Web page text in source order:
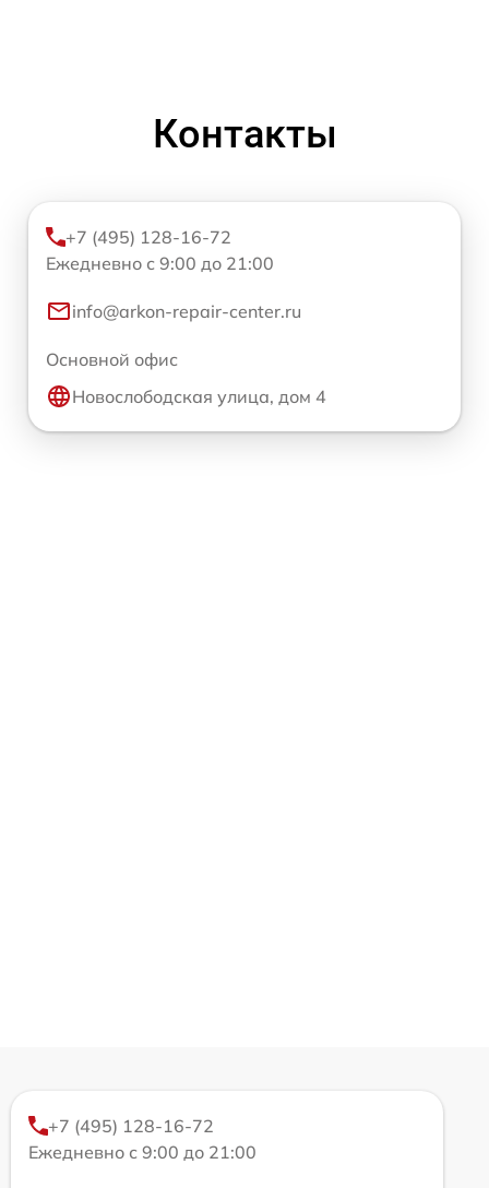
Контакты
+7 (495) 128-16-72
Ежедневно с 9:00 до 21:00
info@arkon-repair-center.ru
Основной офис
Новослободская улица, дом 4
+7 (495) 128-16-72
Ежедневно с 9:00 до 21:00